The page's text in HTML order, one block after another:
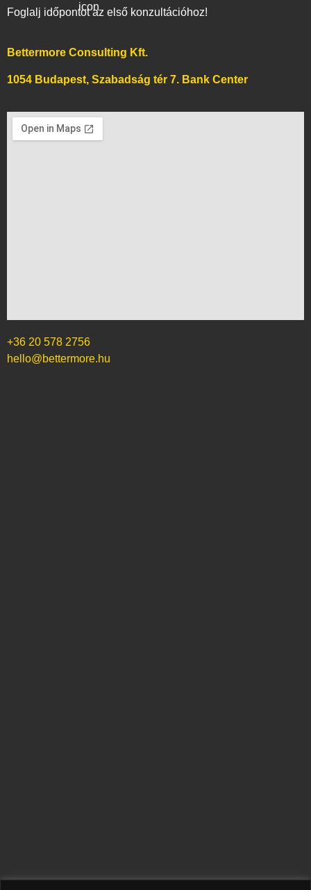
Foglalj időpontot az első konzultációhoz!
Bettermore Consulting Kft.
1054 Budapest, Szabadság tér 7. Bank Center
+36 20 578 2756
hello@bettermore.hu